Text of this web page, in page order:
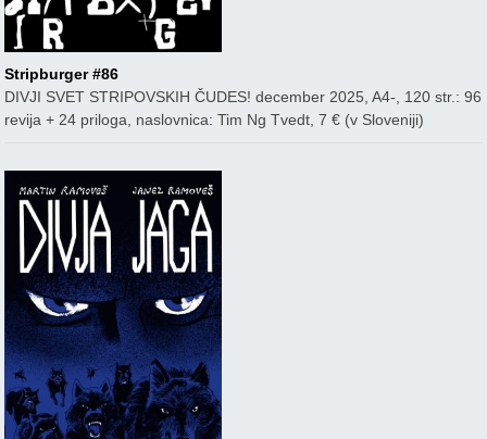
Stripburger #86
DIVJI SVET STRIPOVSKIH ČUDES! december 2025, A4-, 120 str.: 96
revija + 24 priloga, naslovnica: Tim Ng Tvedt, 7 € (v Sloveniji)